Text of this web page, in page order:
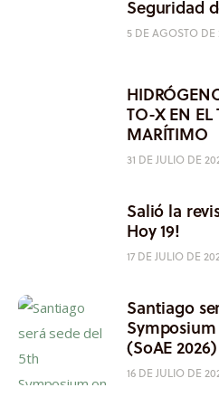
Seguridad
5 DE AGOSTO DE
TO-X EN EL
MARÍTIMO
31 DE JULIO DE
Salió la
Hoy 19!
17 DE JULIO DE
Santiago
(SoAE 2026)
16 DE JULIO DE